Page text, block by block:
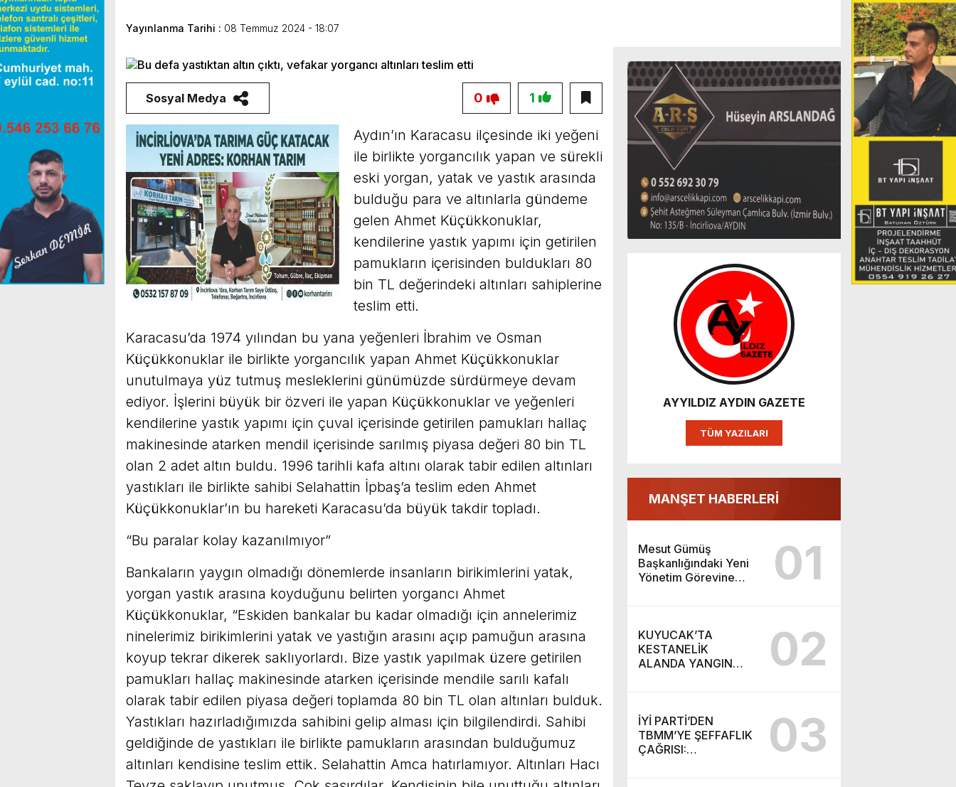
Yayınlanma Tarihi : 08 Temmuz 2024 - 18:07
AYYILDIZ AYDIN GAZETE
TÜM YAZILARI
MANŞET HABERLERİ
Mesut Gümüş
Başkanlığındaki Yeni
Yönetim Görevine
01
KUYUCAK’TA
KESTANELİK
ALANDA YANGIN
02
İYİ PARTİ’DEN
TBMM’YE ŞEFFAFLIK
ÇAĞRISI:
03
Sosyal Medya 1
0
Aydın’ın Karacasu ilçesinde iki yeğeni
ile birlikte yorgancılık yapan ve sürekli
eski yorgan, yatak ve yastık arasında
bulduğu para ve altınlarla gündeme
gelen Ahmet Küçükkonuklar,
kendilerine yastık yapımı için getirilen
pamukların içerisinden buldukları 80
bin TL değerindeki altınları sahiplerine
teslim etti.
Karacasu’da 1974 yılından bu yana yeğenleri İbrahim ve Osman
Küçükkonuklar ile birlikte yorgancılık yapan Ahmet Küçükkonuklar
unutulmaya yüz tutmuş mesleklerini günümüzde sürdürmeye devam
ediyor. İşlerini büyük bir özveri ile yapan Küçükkonuklar ve yeğenleri
kendilerine yastık yapımı için çuval içerisinde getirilen pamukları hallaç
makinesinde atarken mendil içerisinde sarılmış piyasa değeri 80 bin TL
olan 2 adet altın buldu. 1996 tarihli kafa altını olarak tabir edilen altınları
yastıkları ile birlikte sahibi Selahattin İpbaş’a teslim eden Ahmet
Küçükkonuklar’ın bu hareketi Karacasu’da büyük takdir topladı.
“Bu paralar kolay kazanılmıyor”
Bankaların yaygın olmadığı dönemlerde insanların birikimlerini yatak,
yorgan yastık arasına koyduğunu belirten yorgancı Ahmet
Küçükkonuklar, “Eskiden bankalar bu kadar olmadığı için annelerimiz
ninelerimiz birikimlerini yatak ve yastığın arasını açıp pamuğun arasına
koyup tekrar dikerek saklıyorlardı. Bize yastık yapılmak üzere getirilen
pamukları hallaç makinesinde atarken içerisinde mendile sarılı kafalı
olarak tabir edilen piyasa değeri toplamda 80 bin TL olan altınları bulduk.
Yastıkları hazırladığımızda sahibini gelip alması için bilgilendirdi. Sahibi
geldiğinde de yastıkları ile birlikte pamukların arasından bulduğumuz
altınları kendisine teslim ettik. Selahattin Amca hatırlamıyor. Altınları Hacı